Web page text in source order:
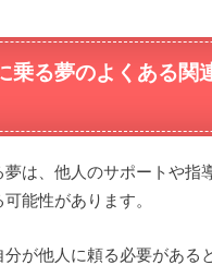
乗る夢のよくある関
夢は、他人のサポートや指
能性があります。
分が他人に頼る必要がある